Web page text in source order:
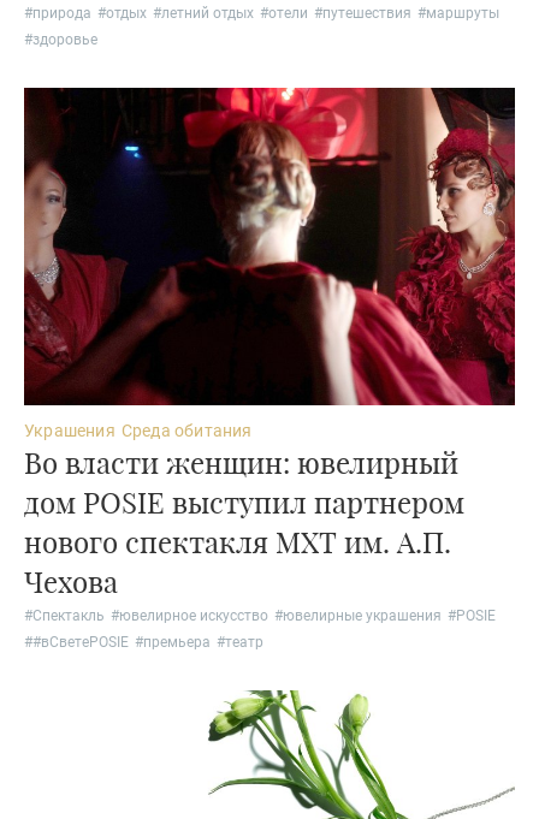
#природа #отдых #летний отдых #отели #путешествия #маршруты
#здоровье
Украшения Среда обитания
Во власти женщин: ювелирный
дом POSIE выступил партнером
нового спектакля МХТ им. А.П.
Чехова
#Спектакль #ювелирное искусство #ювелирные украшения #POSIE
##вСветеPOSIE #премьера #театр